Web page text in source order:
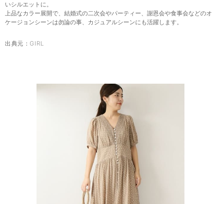
いシルエットに。
上品なカラー展開で、結婚式の二次会やパーティー、謝恩会や食事会などのオ
ケージョンシーンは勿論の事、カジュアルシーンにも活躍します。
出典元： GIRL